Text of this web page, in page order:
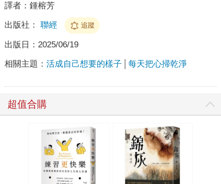
譯者： 鍾榕芳
出版社： 聯經 追蹤
出版日： 2025/06/19
相關主題： 活成自己想要的樣子 每天把心掃乾淨
超值合購